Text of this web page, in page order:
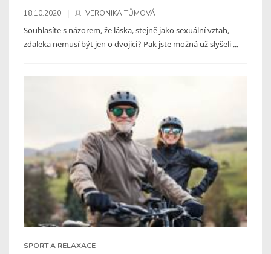
18.10.2020 VERONIKA TŮMOVÁ
Souhlasíte s názorem, že láska, stejně jako sexuální vztah,
zdaleka nemusí být jen o dvojici? Pak jste možná už slyšeli ...
SPORT A RELAXACE